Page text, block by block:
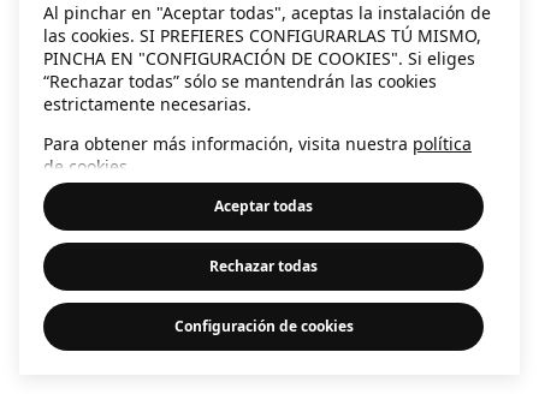
Al pinchar en "Aceptar todas", aceptas la instalación de
las cookies. SI PREFIERES CONFIGURARLAS TÚ MISMO,
PINCHA EN "CONFIGURACIÓN DE COOKIES". Si eliges
“Rechazar todas” sólo se mantendrán las cookies
estrictamente necesarias.
Para obtener más información, visita nuestra política
de cookies
Aceptar todas
Rechazar todas
Configuración de cookies